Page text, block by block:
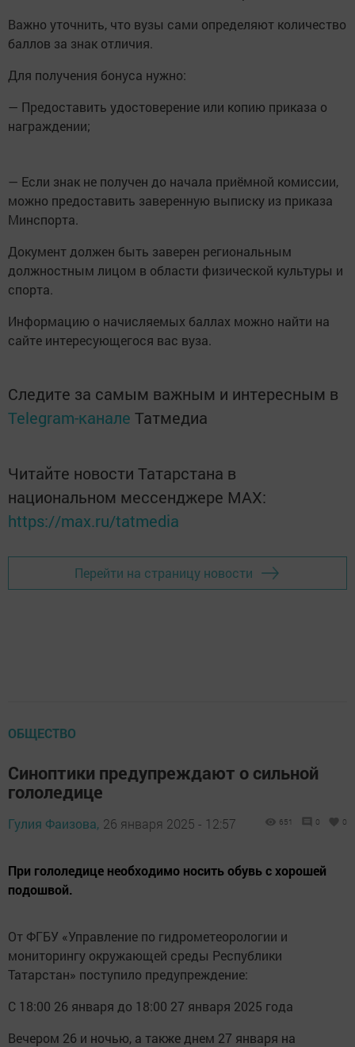
Важно уточнить, что вузы сами определяют количество
баллов за знак отличия.
Для получения бонуса нужно:
— Предоставить удостоверение или копию приказа о
награждении;
— Если знак не получен до начала приёмной комиссии,
можно предоставить заверенную выписку из приказа
Минспорта.
Документ должен быть заверен региональным
должностным лицом в области физической культуры и
спорта.
Информацию о начисляемых баллах можно найти на
сайте интересующегося вас вуза.
Следите за самым важным и интересным в
Telegram-канале Татмедиа
Читайте новости Татарстана в
национальном мессенджере MАХ:
https://max.ru/tatmedia
Перейти на страницу новости
ОБЩЕСТВО
Синоптики предупреждают о сильной
гололедице
Гулия Фаизова, 26 января 2025 - 12:57 651 0 0
При гололедице необходимо носить обувь с хорошей
подошвой.
От ФГБУ «Управление по гидрометеорологии и
мониторингу окружающей среды Республики
Татарстан» поступило предупреждение:
С 18:00 26 января до 18:00 27 января 2025 года
Вечером 26 и ночью, а также днем 27 января на